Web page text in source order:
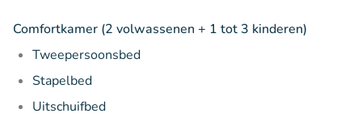
Comfortkamer (2 volwassenen + 1 tot 3 kinderen)
Tweepersoonsbed
Stapelbed
Uitschuifbed